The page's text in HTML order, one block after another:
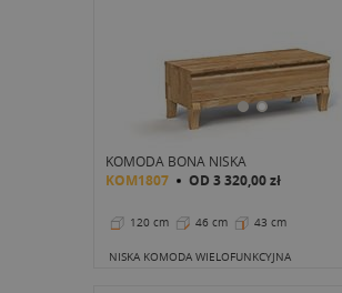
KOMODA BONA NISKA
KOM1807 OD 3 320,00 zł
120 cm 46 cm 43 cm
NISKA KOMODA WIELOFUNKCYJNA